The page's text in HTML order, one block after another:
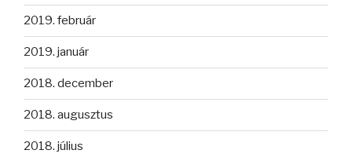
2019. február
2019. január
2018. december
2018. augusztus
2018. július